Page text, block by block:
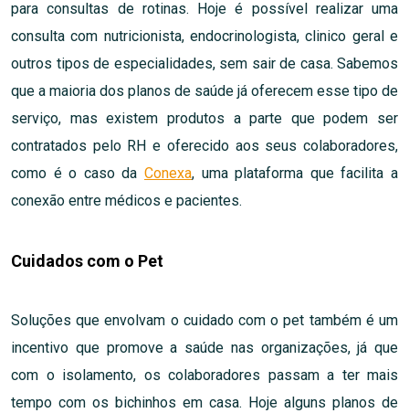
para consultas de rotinas. Hoje é possível realizar uma
consulta com nutricionista, endocrinologista, clinico geral e
outros tipos de especialidades, sem sair de casa. Sabemos
que a maioria dos planos de saúde já oferecem esse tipo de
serviço, mas existem produtos a parte que podem ser
contratados pelo RH e oferecido aos seus colaboradores,
como é o caso da Conexa, uma plataforma que facilita a
conexão entre médicos e pacientes.
Cuidados com o Pet
Soluções que envolvam o cuidado com o pet também é um
incentivo que promove a saúde nas organizações, já que
com o isolamento, os colaboradores passam a ter mais
tempo com os bichinhos em casa. Hoje alguns planos de